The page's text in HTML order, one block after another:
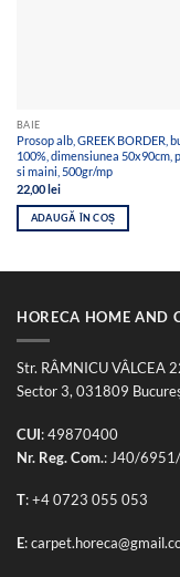
BAIE
Prosop alb, GREEK BORDER,
100%, dimensiunea 50x90cm,
si maini, 500gr/mp
22,00 lei
ADAUGĂ ÎN COȘ
HORECA HOME AND
Str. RÂMNICU VÂLCEA
Sector 3, 031809
CUI: 49870400
Nr. Reg. Com.: J40/
T:+4 0723 055 053
E: